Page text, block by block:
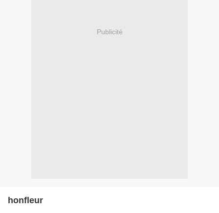
Publicité
honfleur